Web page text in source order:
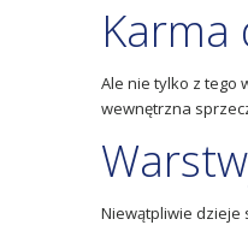
Karma
Ale nie tylko z tego
wewnętrzna
Niewątpliwie dzieje